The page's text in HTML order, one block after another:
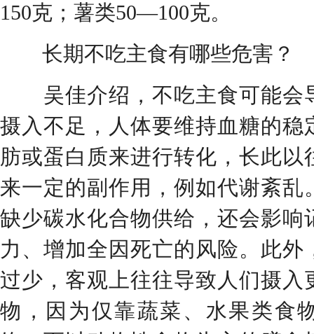
150克；薯类50—100克。
长期不吃主食有哪些危害？
吴佳介绍，不吃主食可能会
摄入不足，人体要维持血糖的稳
肪或蛋白质来进行转化，长此以
来一定的副作用，例如代谢紊乱
缺少碳水化合物供给，还会影响
力、增加全因死亡的风险。此外
过少，客观上往往导致人们摄入
物，因为仅靠蔬菜、水果类食